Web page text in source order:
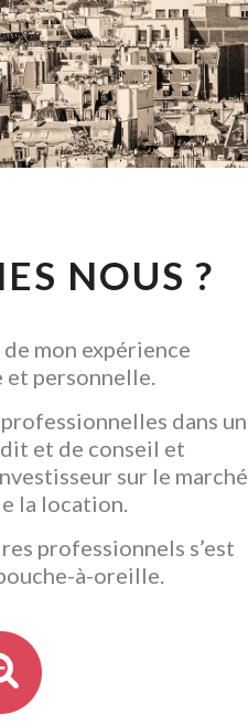
EN
L' ACQUISITION
NOUS ?
mon expérience
personnelle.
dans un
et de conseil et
sur le marché
la location.
professionnels s’est
à-oreille.